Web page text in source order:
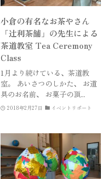
小倉の有名なお茶やさん
「辻利茶舗」の先生による
茶道教室 Tea Ceremony
Class
1月より続けている、茶道教
室。 あいさつのしかた、 お道
具のお名前、 お菓子の頂...
2018年2月27日 イベントリポート